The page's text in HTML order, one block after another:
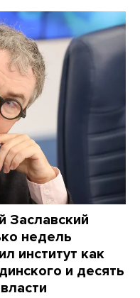
Заславский
недель
институт как
и десять